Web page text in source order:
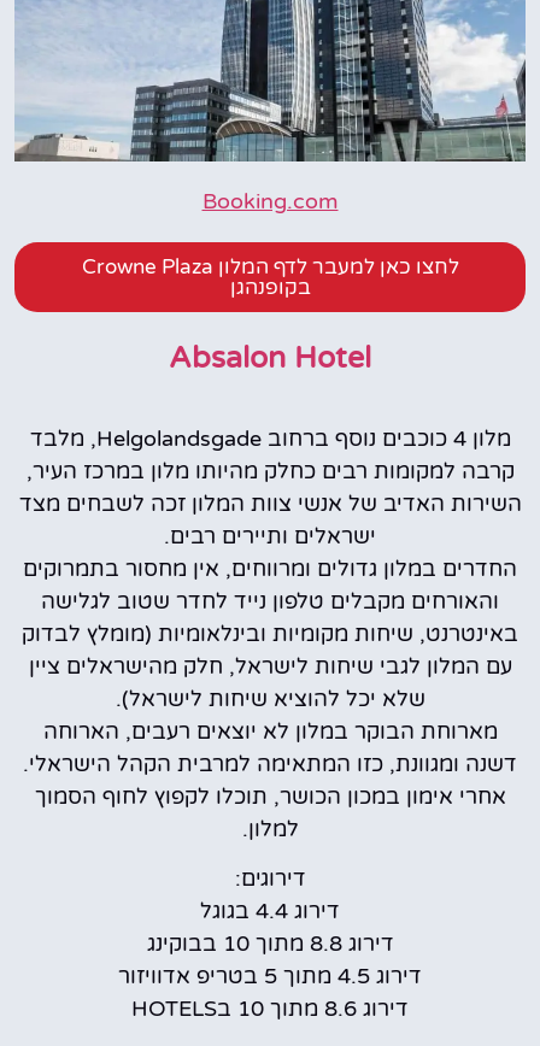
Booking.com
לחצו כאן למעבר לדף המלון Crowne Plaza
בקופנהגן
Absalon Hotel
מלון 4 כוכבים נוסף ברחוב Helgolandsgade, מלבד
קרבה למקומות רבים כחלק מהיותו מלון במרכז העיר,
השירות האדיב של אנשי צוות המלון זכה לשבחים מצד
ישראלים ותיירים רבים.
החדרים במלון גדולים ומרווחים, אין מחסור בתמרוקים
והאורחים מקבלים טלפון נייד לחדר שטוב לגלישה
באינטרנט, שיחות מקומיות ובינלאומיות (מומלץ לבדוק
עם המלון לגבי שיחות לישראל, חלק מהישראלים ציין
שלא יכל להוציא שיחות לישראל).
מארוחת הבוקר במלון לא יוצאים רעבים, הארוחה
דשנה ומגוונת, כזו המתאימה למרבית הקהל הישראלי.
אחרי אימון במכון הכושר, תוכלו לקפוץ לחוף הסמוך
למלון.
דירוגים:
דירוג 4.4 בגוגל
דירוג 8.8 מתוך 10 בבוקינג
דירוג 4.5 מתוך 5 בטריפ אדוויזור
דירוג 8.6 מתוך 10 בHOTELS